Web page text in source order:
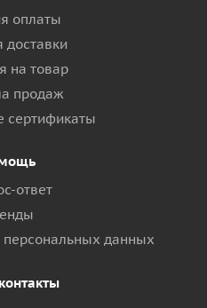
оплаты
доставки
на товар
продаж
сертификаты
ответ
персональных данных